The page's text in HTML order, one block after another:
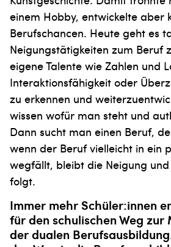
einem Hobby, entwickelte aber
Berufschancen. Heute geht es
Neigungstätigkeiten zum Beruf
eigene Talente wie Zahlen und
Interaktionsfähigkeit oder
zu erkennen und
wissen wofür man steht und
Dann sucht man einen Beruf,
wenn der Beruf vielleicht in ein
wegfällt, bleibt die Neigung
folgt.
Immer mehr Schüler:innen
für den schulischen Weg
der dualen